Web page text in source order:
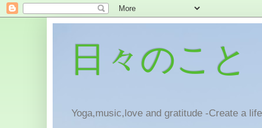
日々のこと
Yoga,music,love and gratitude -Create a